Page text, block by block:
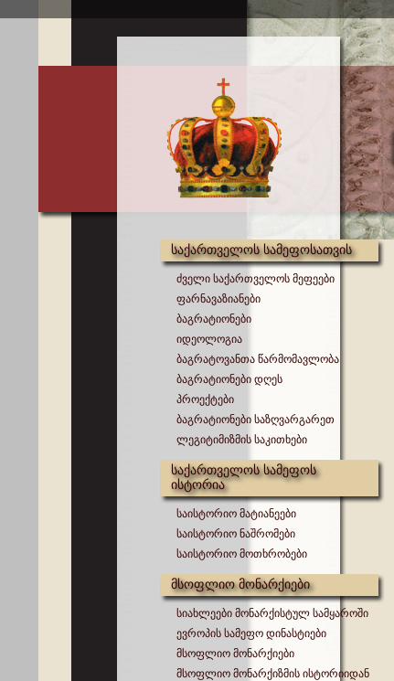
საქართველოს სამეფოსათვის
ძველი საქართველოს მეფეები
ფარნავაზიანები
ბაგრატიონები
იდეოლოგია
ბაგრატოვანთა წარმომავლობა
ბაგრატიონები დღეს
პროექტები
ბაგრატიონები საზღვარგარეთ
ლეგიტიმიზმის საკითხები
საქართველოს სამეფოს
ისტორია
საისტორიო მატიანეები
საისტორიო ნაშრომები
საისტორიო მოთხრობები
მსოფლიო მონარქიები
სიახლეები მონარქისტულ სამყაროში
ევროპის სამეფო დინასტიები
მსოფლიო მონარქიები
მსოფლიო მონარქიზმის ისტორიიდან